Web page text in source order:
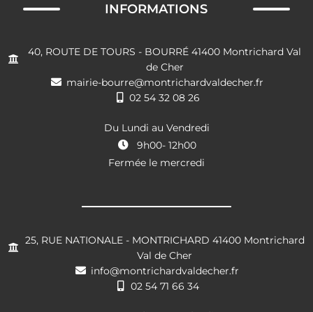
INFORMATIONS
40, ROUTE DE TOURS - BOURRÉ 41400 Montrichard Val
de Cher
mairie-bourre@montrichardvaldecher.fr
02 54 32 08 26
Du Lundi au Vendredi
9h00- 12h00
Fermée le mercredi
25, RUE NATIONALE - MONTRICHARD 41400 Montrichard
Val de Cher
info@montrichardvaldecher.fr
02 54 71 66 34